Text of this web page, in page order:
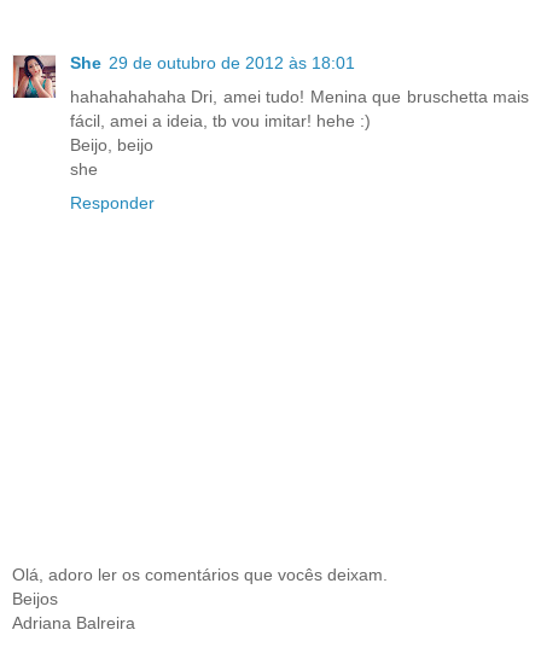
She 29 de outubro de 2012 às 18:01
hahahahahaha Dri, amei tudo! Menina que bruschetta mais
fácil, amei a ideia, tb vou imitar! hehe :)
Beijo, beijo
she
Responder
Olá, adoro ler os comentários que vocês deixam.
Beijos
Adriana Balreira